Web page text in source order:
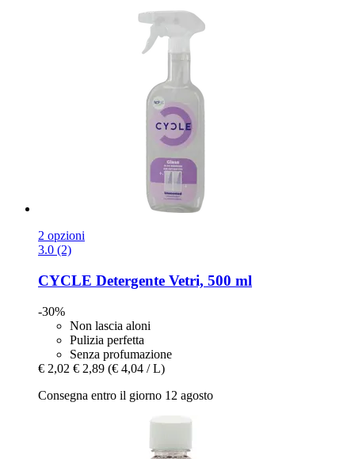
2 opzioni
3.0 (2)
CYCLE Detergente Vetri, 500 ml
-30%
Non lascia aloni
Pulizia perfetta
Senza profumazione
€ 2,02 € 2,89 (€ 4,04 / L)
Consegna entro il giorno 12 agosto